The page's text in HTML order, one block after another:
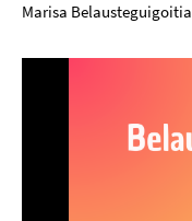
Marisa Belausteguigoitia